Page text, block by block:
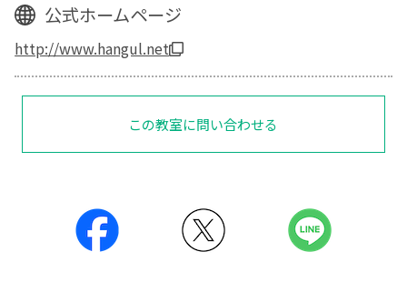
公式ホームページ
http://www.hangul.net
この教室に問い合わせる